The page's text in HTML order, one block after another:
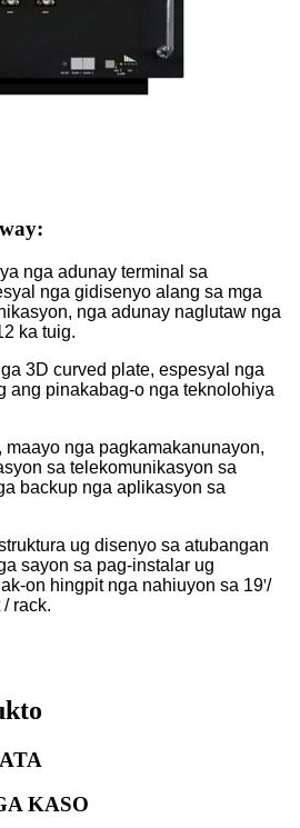
nga adunay terminal sa
nga gidisenyo alang sa mga
nga adunay naglutaw nga
ka tuig.
3D curved plate, espesyal nga
ang pinakabag-o nga teknolohiya
maayo nga pagkamakanunayon,
sa telekomunikasyon sa
backup nga aplikasyon sa
ug disenyo sa atubangan
sayon ​​​​sa pag-instalar ug
on hingpit nga nahiuyon sa 19'/
rack.
KASO